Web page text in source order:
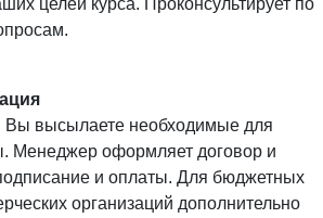
Вы высылаете необходимые для
Менеджер оформляет договор и
и оплаты. Для бюджетных
организаций дополнительно